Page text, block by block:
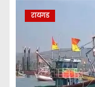
रायगड